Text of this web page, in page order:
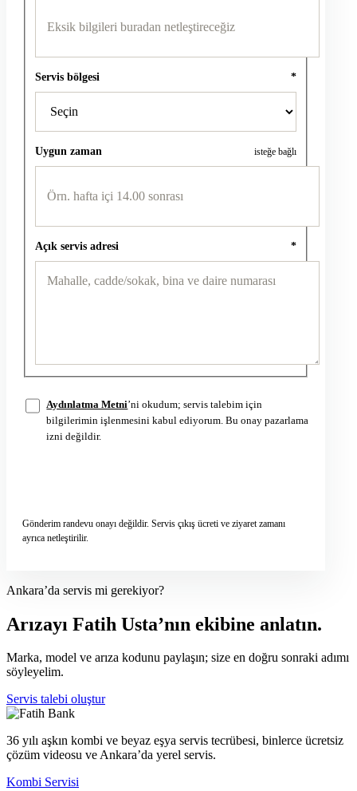
Servis bölgesi *
Uygun zaman isteğe bağlı
Açık servis adresi *
Aydınlatma Metni’ni okudum; servis talebim için
bilgilerimin işlenmesini kabul ediyorum. Bu onay pazarlama
izni değildir.
Gönderim randevu onayı değildir. Servis çıkış ücreti ve ziyaret zamanı
ayrıca netleştirilir.
Ankara’da servis mi gerekiyor?
Arızayı Fatih Usta’nın ekibine anlatın.
Marka, model ve arıza kodunu paylaşın; size en doğru sonraki adımı
söyleyelim.
Servis talebi oluştur
36 yılı aşkın kombi ve beyaz eşya servis tecrübesi, binlerce ücretsiz
çözüm videosu ve Ankara’da yerel servis.
Kombi Servisi